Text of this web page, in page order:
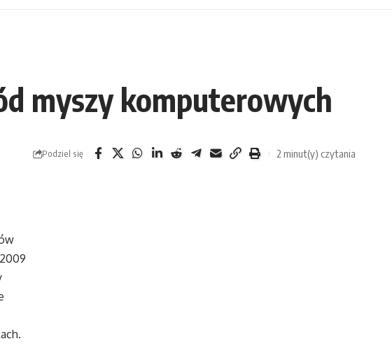
myszy komputerowych
Podziel się 2 minut(y) czytania